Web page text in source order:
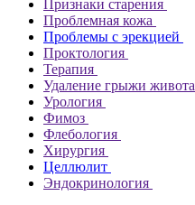
Признаки старения
Проблемная кожа
Проблемы с эрекцией
Проктология
Терапия
Удаление грыжи живота
Урология
Фимоз
Флебология
Хирургия
Целлюлит
Эндокринология